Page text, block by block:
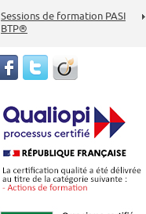
Sessions de formation PASI
BTP®